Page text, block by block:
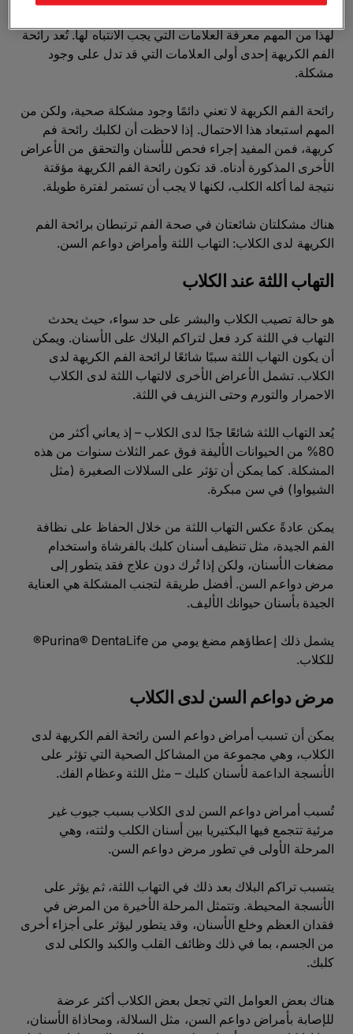
لهذا من المهم معرفة العلامات التي يجب الانتباه لها. تُعد رائحة
الفم الكريهة إحدى أولى العلامات التي قد تدل على وجود
مشكلة.
رائحة الفم الكريهة لا تعني دائمًا وجود مشكلة صحية، ولكن من
المهم استبعاد هذا الاحتمال. إذا لاحظت أن لكلبك رائحة فم
كريهة، فمن المفيد إجراء فحص للأسنان والتحقق من الأعراض
الأخرى المذكورة أدناه. قد تكون رائحة الفم الكريهة مؤقتة
نتيجة لما أكله الكلب، لكنها لا يجب أن تستمر لفترة طويلة.
هناك مشكلتان شائعتان في صحة الفم ترتبطان برائحة الفم
الكريهة لدى الكلاب: التهاب اللثة وأمراض دواعم السن.
التهاب اللثة عند الكلاب
هو حالة تصيب الكلاب والبشر على حد سواء، حيث يحدث
التهاب في اللثة كرد فعل لتراكم البلاك على الأسنان. ويمكن
أن يكون التهاب اللثة سببًا شائعًا لرائحة الفم الكريهة لدى
الكلاب. تشمل الأعراض الأخرى لالتهاب اللثة لدى الكلاب
الاحمرار والتورم وحتى النزيف في اللثة.
يُعد التهاب اللثة شائعًا جدًا لدى الكلاب – إذ يعاني أكثر من
80% من الحيوانات الأليفة فوق عمر الثلاث سنوات من هذه
المشكلة. كما يمكن أن تؤثر على السلالات الصغيرة (مثل
الشيواوا) في سن مبكرة.
يمكن عادةً عكس التهاب اللثة من خلال الحفاظ على نظافة
الفم الجيدة، مثل تنظيف أسنان كلبك بالفرشاة واستخدام
مضغات الأسنان، ولكن إذا تُرك دون علاج فقد يتطور إلى
مرض دواعم السن. أفضل طريقة لتجنب المشكلة هي العناية
الجيدة بأسنان حيوانك الأليف.
يشمل ذلك إعطاؤهم مضغ يومي من Purina® DentaLife®
للكلاب.
مرض دواعم السن لدى الكلاب
يمكن أن تسبب أمراض دواعم السن رائحة الفم الكريهة لدى
الكلاب، وهي مجموعة من المشاكل الصحية التي تؤثر على
الأنسجة الداعمة لأسنان كلبك – مثل اللثة وعظام الفك.
تُسبب أمراض دواعم السن لدى الكلاب بسبب جيوب غير
مرئية تتجمع فيها البكتيريا بين أسنان الكلب ولثته، وهي
المرحلة الأولى في تطور مرض دواعم السن.
يتسبب تراكم البلاك بعد ذلك في التهاب اللثة، ثم يؤثر على
الأنسجة المحيطة. وتتمثل المرحلة الأخيرة من المرض في
فقدان العظم وخلع الأسنان، وقد يتطور ليؤثر على أجزاء أخرى
من الجسم، بما في ذلك وظائف القلب والكبد والكلى لدى
كلبك.
هناك بعض العوامل التي تجعل بعض الكلاب أكثر عرضة
للإصابة بأمراض دواعم السن، مثل السلالة، ومحاذاة الأسنان،